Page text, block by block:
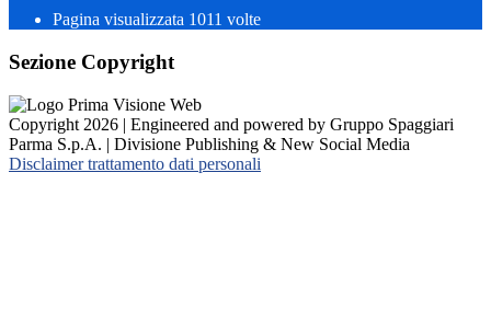
Pagina visualizzata 1011 volte
Sezione Copyright
Copyright 2026 | Engineered and powered by Gruppo Spaggiari
Parma S.p.A. | Divisione Publishing & New Social Media
Disclaimer trattamento dati personali